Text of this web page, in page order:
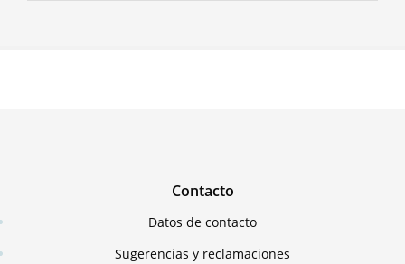
Contacto
Datos de contacto
Sugerencias y reclamaciones